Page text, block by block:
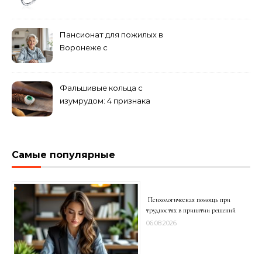
Пансионат для пожилых в
Воронеже с
Фальшивые кольца с
изумрудом: 4 признака
Самые популярные
Психологическая помощь при
трудностях в принятии решений
06.08.2026